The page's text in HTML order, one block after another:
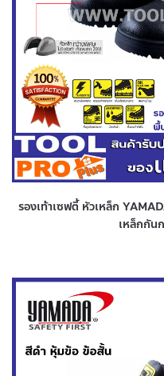
รองเท้าเซฟตี้ หัวเหล็ก
เหล็กกัน